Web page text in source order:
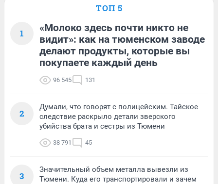
ТОП 5
1
«Молоко здесь почти никто не
видит»: как на тюменском заводе
делают продукты, которые вы
покупаете каждый день
96 545 131
2
Думали, что говорят с полицейским. Тайское
следствие раскрыло детали зверского
убийства брата и сестры из Тюмени
38 791 45
3
Значительный объем металла вывезли из
Тюмени. Куда его транспортировали и зачем